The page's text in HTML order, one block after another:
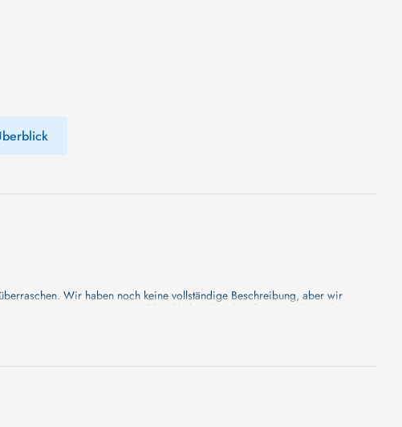
Wir haben noch keine vollständige Beschreibung, aber wir
erwarten Sie in unserem Film. Bleiben Sie dran für etwas Besonderes -